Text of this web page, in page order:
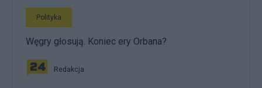
Polityka
Węgry głosują. Koniec ery Orbana?
Redakcja